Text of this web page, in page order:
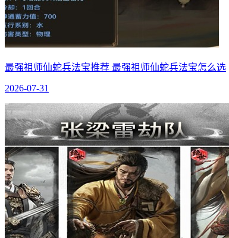
最强祖师仙蛇兵法宝推荐 最强祖师仙蛇兵法宝怎么选
2026-07-31